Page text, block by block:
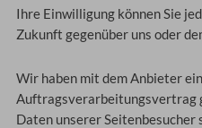
Ihre Einwilligung können Sie
Zukunft gegenüber uns oder
Wir haben mit dem Anbieter
Auftragsverarbeitungsvertrag
Daten unserer